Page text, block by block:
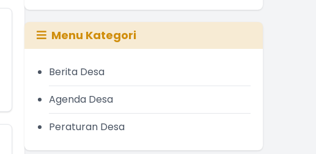
Menu Kategori
Berita Desa
Agenda Desa
Peraturan Desa